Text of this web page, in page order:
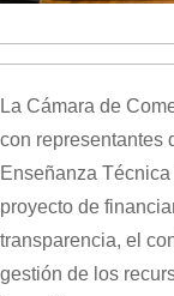
La Cámara de
con representantes
Enseñanza
proyecto de
transparencia, el
gestión de los